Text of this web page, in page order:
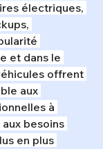
électriques,
et dans le
offrent
aux
à
besoins
en plus